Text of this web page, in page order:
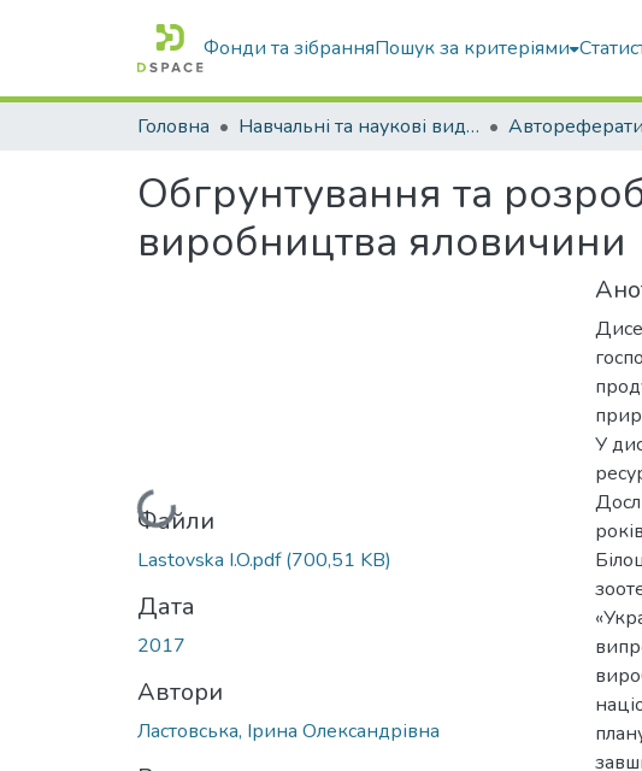
Фонди та зібранняПошук за критеріями
Головна Навчальні та наукові видання
Обгрунтування та
виробництва яловичини
Вантажиться...
Файли
Lastovska I.O.pdf(700,51 KB)
Дата
2017
Автори
Ластовська, Ірина Олександрівна
У